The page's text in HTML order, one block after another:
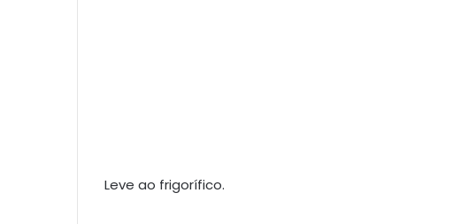
Leve ao frigorífico.